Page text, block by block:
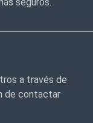
seguros.
a través de
de contactar